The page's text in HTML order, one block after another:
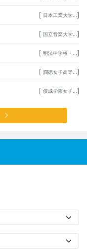
[ 日本工業大学... ]
[ 国立音楽大学... ]
[ 明法中学校・... ]
[ 潤徳女子高等... ]
[ 佼成学園女子... ]